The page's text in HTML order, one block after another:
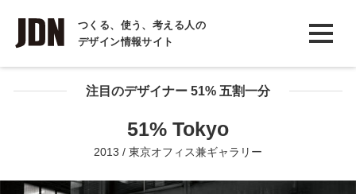
つくる、使う、考える人の
デザイン情報サイト
INTERVIEW
インタビュー
REPORT
COLUMN
注目のデザイナー 51% 五割一分
51% Tokyo
2013 / 東京オフィス兼ギャラリー